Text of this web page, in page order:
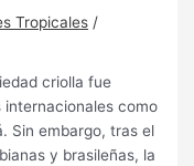
Tropicales /
criolla fue
internacionales como
Sin embargo, tras el
y brasileñas, la